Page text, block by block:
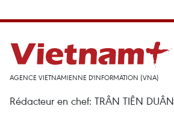
AGENCE VIETNAMIENNE D'INFORMATION (VNA)
Rédacteur en chef: TRÂN TIÊN DUÂN